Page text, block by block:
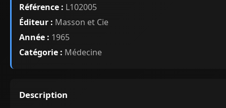
Référence : L102005
Éditeur : Masson et Cie
Année : 1965
Catégorie : Médecine
Description